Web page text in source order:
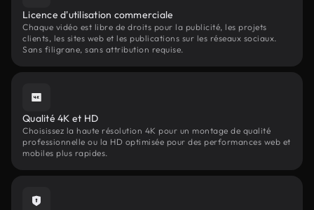
Licence d'utilisation commerciale
Chaque vidéo est libre de droits pour la publicité, les projets
clients, les sites web et les publications sur les réseaux sociaux.
Sans filigrane, sans attribution requise.
Qualité 4K et HD
Choisissez la haute résolution 4K pour un montage de qualité
professionnelle ou la HD optimisée pour des performances web et
mobiles plus rapides.